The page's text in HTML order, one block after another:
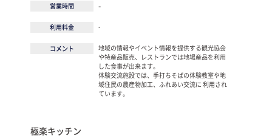
営業時間 -
利用料金 -
コメント
地域の情報やイベント情報を提供する観光協会
や特産品販売、レストランでは地場産品を利用
した食事が出来ます。
体験交流施設では、手打ちそばの体験教室や地
域住民の農産物加工、ふれあい交流に 利用され
ています。
極楽キッチン